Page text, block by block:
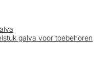
galva voor toebehoren